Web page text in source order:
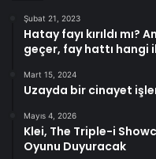
Şubat 21, 2023
Hatay fayı kırıldı mı?
geçer, fay hattı hangi
Mart 15, 2024
Uzayda bir cinayet
Mayıs 4, 2026
Klei, The Triple-i
Oyunu Duyuracak